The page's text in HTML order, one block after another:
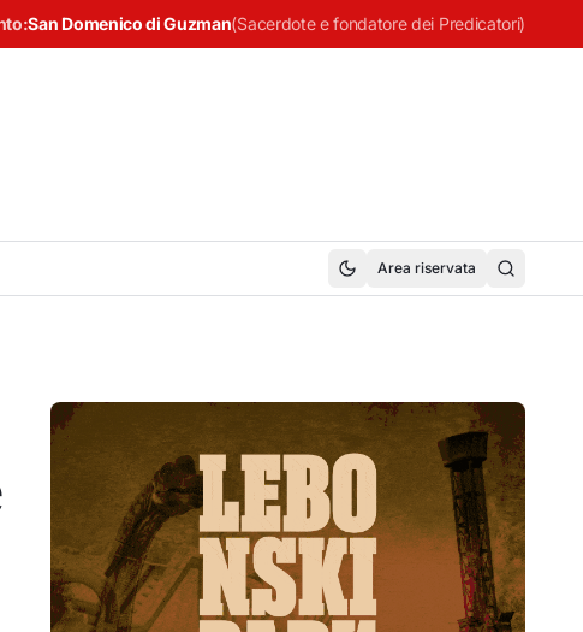
San Domenico di Guzman(Sacerdote e fondatore dei Predicatori)
Area riservata